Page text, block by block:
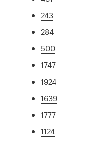
243
284
500
1747
1924
1639
1777
1124